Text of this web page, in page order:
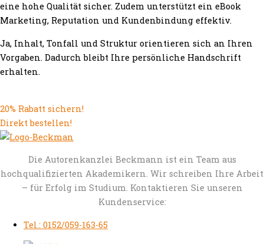
eine hohe Qualität sicher. Zudem unterstützt ein eBook
Marketing, Reputation und Kundenbindung effektiv.
Ja, Inhalt, Tonfall und Struktur orientieren sich an Ihren
Vorgaben. Dadurch bleibt Ihre persönliche Handschrift
erhalten.
20% Rabatt sichern!
Direkt bestellen!
Die Autorenkanzlei Beckmann ist ein Team aus
hochqualifizierten Akademikern. Wir schreiben Ihre Arbeit
– für Erfolg im Studium. Kontaktieren Sie unseren
Kundenservice:
Tel.: 0152/059-163-65